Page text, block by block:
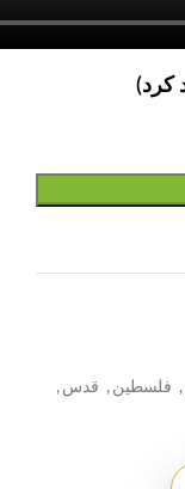
, فلسطین , قدس ,